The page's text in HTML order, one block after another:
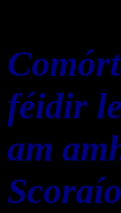
féidir
am